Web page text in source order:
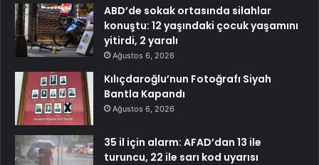
ABD’de sokak ortasında silahlar
konuştu: 12 yaşındaki çocuk yaşamını
yitirdi, 2 yaralı
Ağustos 6, 2026
Kılıçdaroğlu’nun Fotoğrafı Siyah
Bantla Kapandı
Ağustos 6, 2026
35 il için alarm: AFAD’dan 13 ile
turuncu, 22 ile sarı kod uyarısı